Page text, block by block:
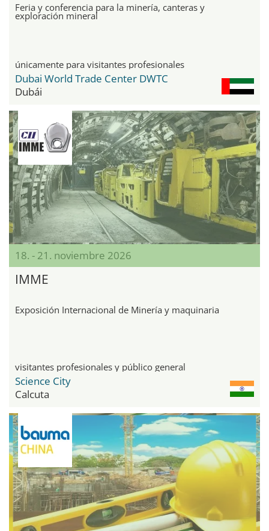
Feria y conferencia para la minería, canteras y
exploración mineral
únicamente para visitantes profesionales
Dubai World Trade Center DWTC
Dubái
18. - 21. noviembre 2026
IMME
Exposición Internacional de Minería y maquinaria
visitantes profesionales y público general
Science City
Calcuta